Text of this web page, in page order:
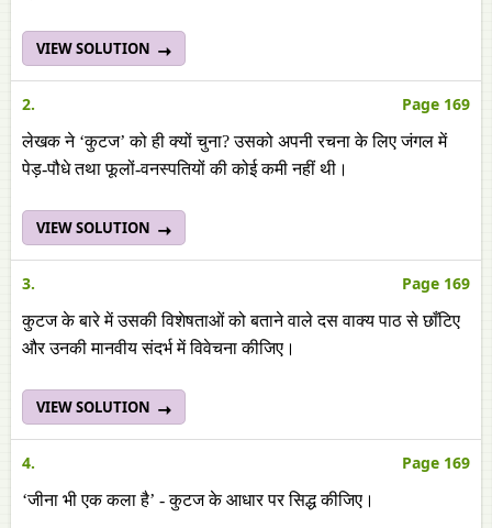
VIEW SOLUTION
2. Page 169
लेखक ने ‘कुटज’ को ही क्यों चुना? उसको अपनी रचना के लिए जंगल में
पेड़-पौधे तथा फूलों-वनस्पतियों की कोई कमी नहीं थी।
VIEW SOLUTION
3. Page 169
कुटज के बारे में उसकी विशेषताओं को बताने वाले दस वाक्य पाठ से छाँटिए
और उनकी मानवीय संदर्भ में विवेचना कीजिए।
VIEW SOLUTION
4. Page 169
‘जीना भी एक कला है’ - कुटज के आधार पर सिद्ध कीजिए।